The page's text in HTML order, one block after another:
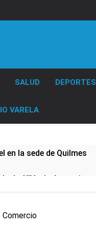
SALUD DEPORTES
VARELA
en la sede de Quilmes
XIV a la Argentina
Comercio